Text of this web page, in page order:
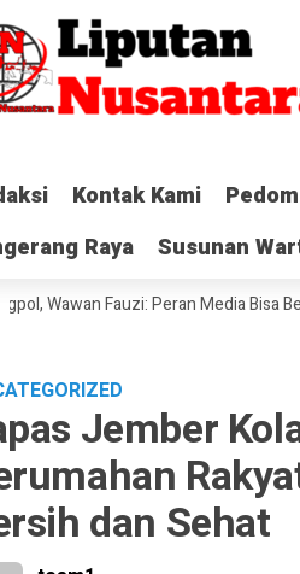
Kontak Kami
Raya
Susunan
Kontak Kami
Raya
Susunan
Fauzi: Peran Media Bisa Berdampak
Jember
dan Sehat